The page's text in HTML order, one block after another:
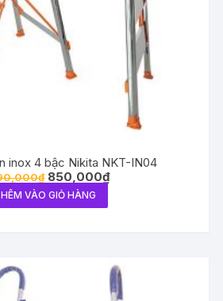
inox 4 bậc Nikita NKT-IN04
₫ 850,000₫
VÀO GIỎ HÀNG